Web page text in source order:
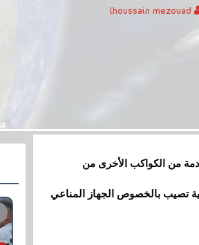
من الكواكب الأخرى من
تصيب بالخصوص الجهاز المناعي